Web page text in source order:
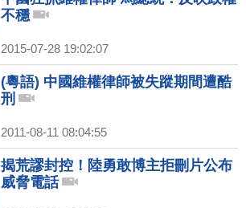
不穩
2015-07-28 19:02:07
(粵語) 中國維權律師被失蹤期間遭酷
刑
2011-08-11 08:04:55
揭荒謬封控！陸勇敢博主拒刪片公布
威脅電話